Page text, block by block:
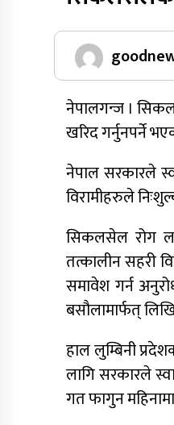
नेपालगन्ज ।
खरिद गर्नुनपर्ने
नेपाल सरकारले
विरामीहरुले
सिकलसेल रोग
तत्कालीन सहरी
समावेश गर्न
बसौलामार्फत्
हाल लुम्बिनी
लागि सरकारले
गत फागुन